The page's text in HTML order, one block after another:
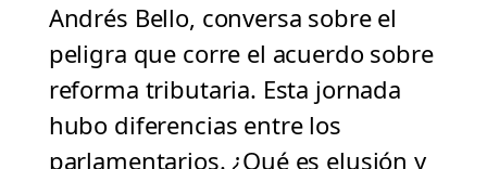
Andrés Bello, conversa sobre el
peligra que corre el acuerdo sobre
reforma tributaria. Esta jornada
hubo diferencias entre los
parlamentarios. ¿Qué es elusión y